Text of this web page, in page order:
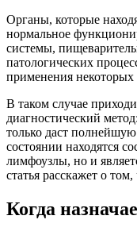
Органы, которые
нормальное
системы,
патологических
применения некоторых
В таком случае
диагностический
только даст
состоянии находятся
лимфоузлы, но и
статья расскажет о
Когда